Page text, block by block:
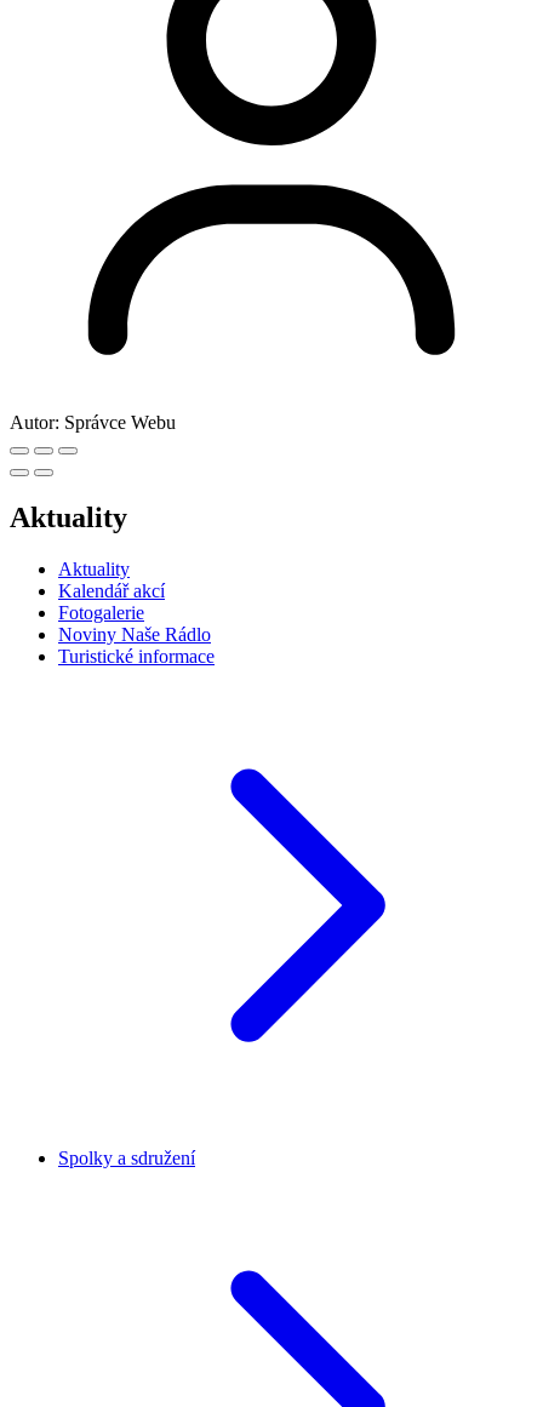
Autor: Správce Webu
Aktuality
Aktuality
Kalendář akcí
Fotogalerie
Noviny Naše Rádlo
Turistické informace
Spolky a sdružení